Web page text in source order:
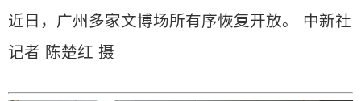
近日，广州多家文博场所有序恢复开放。 中新社
记者 陈楚红 摄